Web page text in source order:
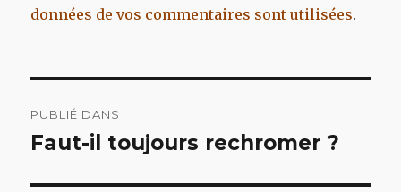
données de vos commentaires sont utilisées.
de
PUBLIÉ DANS
Faut-il toujours rechromer ?